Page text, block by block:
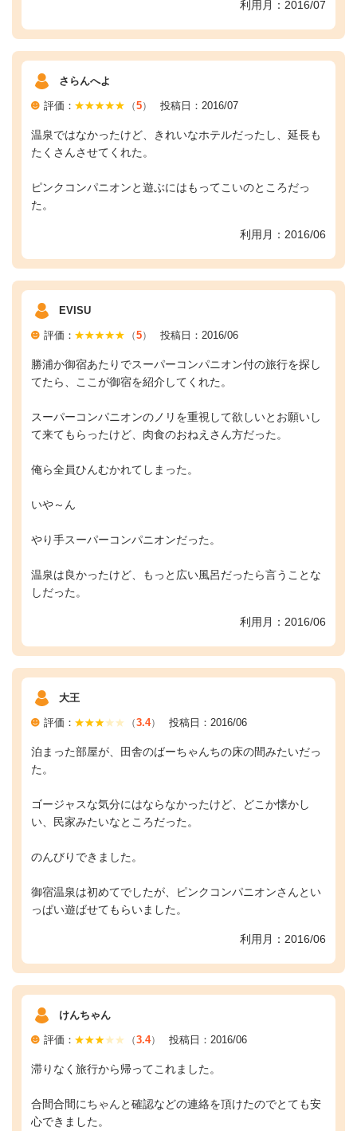
利用月：2016/07
さらんへよ
評価： （5） 投稿日：2016/07
温泉ではなかったけど、きれいなホテルだったし、延長も
たくさんさせてくれた。
ピンクコンパニオンと遊ぶにはもってこいのところだっ
た。
利用月：2016/06
EVISU
評価： （5） 投稿日：2016/06
勝浦か御宿あたりでスーパーコンパニオン付の旅行を探し
てたら、ここが御宿を紹介してくれた。
スーパーコンパニオンのノリを重視して欲しいとお願いし
て来てもらったけど、肉食のおねえさん方だった。
俺ら全員ひんむかれてしまった。
いや～ん
やり手スーパーコンパニオンだった。
温泉は良かったけど、もっと広い風呂だったら言うことな
しだった。
利用月：2016/06
大王
評価： （3.4） 投稿日：2016/06
泊まった部屋が、田舎のばーちゃんちの床の間みたいだっ
た。
ゴージャスな気分にはならなかったけど、どこか懐かし
い、民家みたいなところだった。
のんびりできました。
御宿温泉は初めてでしたが、ピンクコンパニオンさんとい
っぱい遊ばせてもらいました。
利用月：2016/06
けんちゃん
評価： （3.4） 投稿日：2016/06
滞りなく旅行から帰ってこれました。
合間合間にちゃんと確認などの連絡を頂けたのでとても安
心できました。